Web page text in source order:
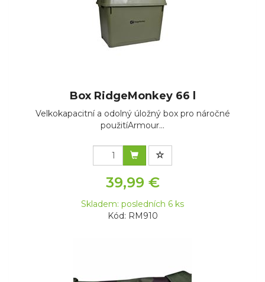
Box RidgeMonkey 66 l
Velkokapacitní a odolný úložný box pro náročné
použitíArmour...
39,99 €
Skladem: posledních 6 ks
Kód: RM910